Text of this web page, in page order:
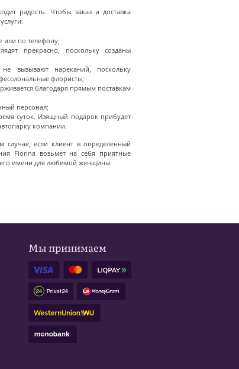
радость. Чтобы заказ и доставка
или по телефону;
прекрасно, поскольку созданы
не вызывают нареканий, поскольку
флористы;
благодаря прямым поставкам
персонал;
суток. Изящный подарок прибудет
компании.
если клиент в определенный
Florina возьмет на себя приятные
имени для любимой женщины.
Мы принимаем